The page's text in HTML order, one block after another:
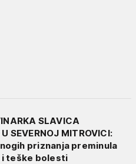
SLAVICA
SEVERNOJ MITROVICI:
priznanja preminula
i teške bolesti